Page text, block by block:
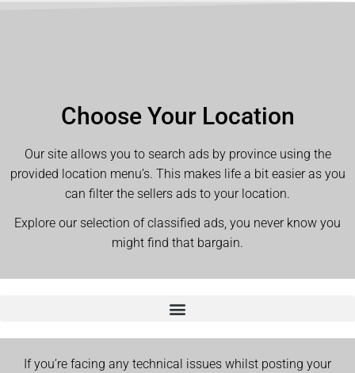
Choose Your Location
Our site allows you to search ads by province using the
provided location menu’s. This makes life a bit easier as you
can filter the sellers ads to your location.
Explore our selection of classified ads, you never know you
might find that bargain.
If you’re facing any technical issues whilst posting your